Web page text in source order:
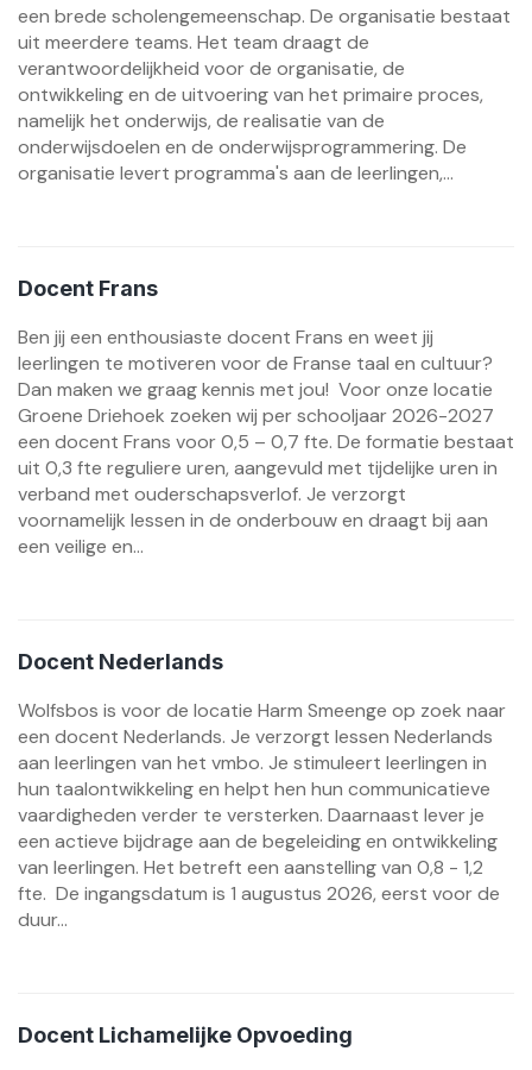
een brede scholengemeenschap. De organisatie bestaat
uit meerdere teams. Het team draagt de
verantwoordelijkheid voor de organisatie, de
ontwikkeling en de uitvoering van het primaire proces,
namelijk het onderwijs, de realisatie van de
onderwijsdoelen en de onderwijsprogrammering. De
organisatie levert programma's aan de leerlingen,...
Docent Frans
Ben jij een enthousiaste docent Frans en weet jij
leerlingen te motiveren voor de Franse taal en cultuur?
Dan maken we graag kennis met jou! Voor onze locatie
Groene Driehoek zoeken wij per schooljaar 2026-2027
een docent Frans voor 0,5 – 0,7 fte. De formatie bestaat
uit 0,3 fte reguliere uren, aangevuld met tijdelijke uren in
verband met ouderschapsverlof. Je verzorgt
voornamelijk lessen in de onderbouw en draagt bij aan
een veilige en...
Docent Nederlands
Wolfsbos is voor de locatie Harm Smeenge op zoek naar
een docent Nederlands. Je verzorgt lessen Nederlands
aan leerlingen van het vmbo. Je stimuleert leerlingen in
hun taalontwikkeling en helpt hen hun communicatieve
vaardigheden verder te versterken. Daarnaast lever je
een actieve bijdrage aan de begeleiding en ontwikkeling
van leerlingen. Het betreft een aanstelling van 0,8 - 1,2
fte. De ingangsdatum is 1 augustus 2026, eerst voor de
duur...
Docent Lichamelijke Opvoeding